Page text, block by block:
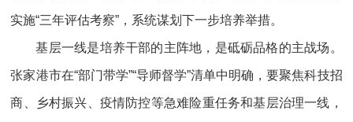
实施“三年评估考察”，系统谋划下一步培养举措。
基层一线是培养干部的主阵地，是砥砺品格的主战场。
张家港市在“部门带学”“导师督学”清单中明确，要聚焦科技招
商、乡村振兴、疫情防控等急难险重任务和基层治理一线，